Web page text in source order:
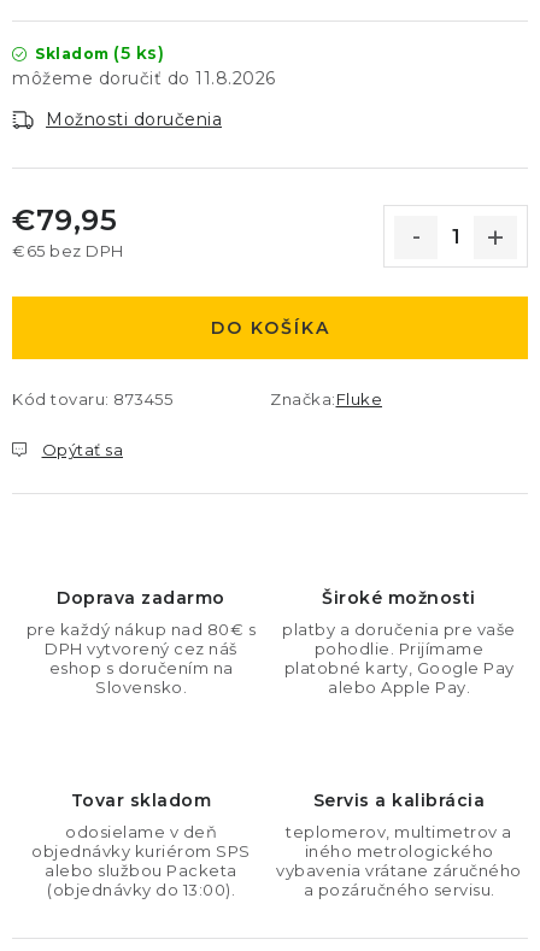
Skladom (5 ks)
11.8.2026
Možnosti doručenia
€79,95
€65 bez DPH
DO KOŠÍKA
Kód tovaru: 873455 Značka:Fluke
Opýtať sa
Doprava zadarmo
pre každý nákup nad 80€ s
DPH vytvorený cez náš
eshop s doručením na
Slovensko.
Široké možnosti
platby a doručenia pre vaše
pohodlie. Prijímame
platobné karty, Google Pay
alebo Apple Pay.
Tovar skladom
odosielame v deň
objednávky kuriérom SPS
alebo službou Packeta
(objednávky do 13:00).
Servis a kalibrácia
teplomerov, multimetrov a
iného metrologického
vybavenia vrátane záručného
a pozáručného servisu.